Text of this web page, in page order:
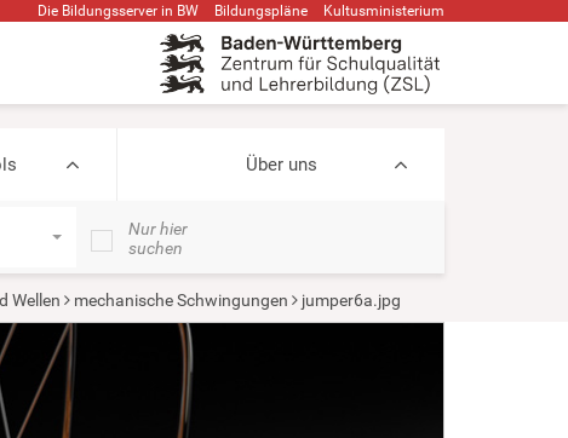
Die Bildungsserver in BW Bildungspläne Kultusministerium
Über uns
Nur hier
suchen
Wellen mechanische Schwingungen jumper6a.jpg